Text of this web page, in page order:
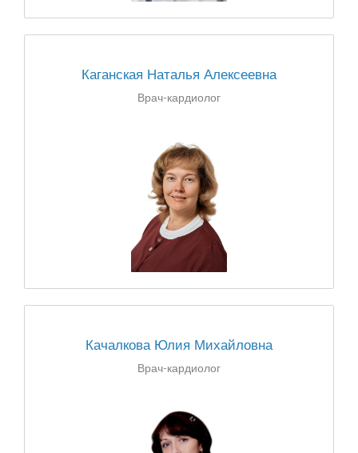
Каганская Наталья Алексеевна
Врач-кардиолог
Качалкова Юлия Михайловна
Врач-кардиолог